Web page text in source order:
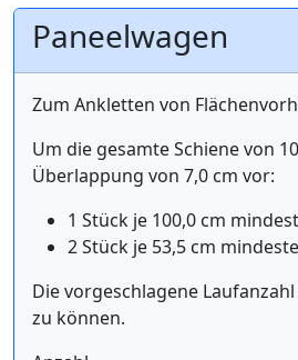
Paneelwagen
Zum Ankletten von
Um die gesamte Schiene von
Überlappung von 7,0 cm vor:
1 Stück je 100,0 cm
2 Stück je 53,5 cm
Die vorgeschlagene
zu können.